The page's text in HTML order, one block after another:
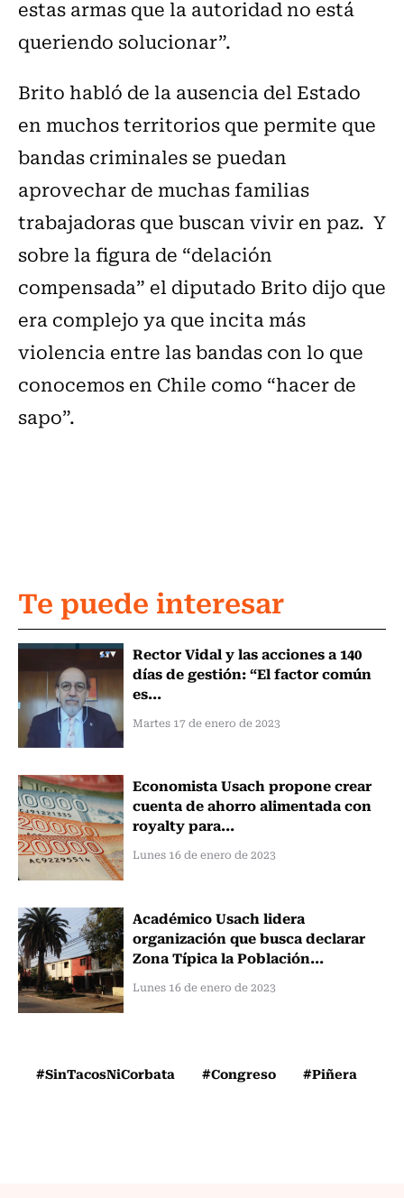
estas armas que la autoridad no está
queriendo solucionar”.
Brito habló de la ausencia del Estado
en muchos territorios que permite que
bandas criminales se puedan
aprovechar de muchas familias
trabajadoras que buscan vivir en paz. Y
sobre la figura de “delación
compensada” el diputado Brito dijo que
era complejo ya que incita más
violencia entre las bandas con lo que
conocemos en Chile como “hacer de
sapo”.
Te puede interesar
Rector Vidal y las acciones a 140
días de gestión: “El factor común
es...
Martes 17 de enero de 2023
Economista Usach propone crear
cuenta de ahorro alimentada con
royalty para...
Lunes 16 de enero de 2023
Académico Usach lidera
organización que busca declarar
Zona Típica la Población...
Lunes 16 de enero de 2023
#SinTacosNiCorbata #Congreso #Piñera